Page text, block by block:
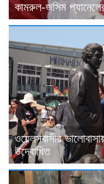
কামরুল-জসিম
ওয়েলসবাসীর
উদ্বোধিত